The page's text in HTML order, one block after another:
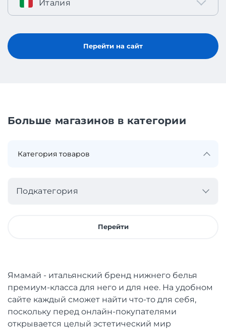
Италия
Перейти на сайт
Больше магазинов в категории
Подкатегория
Перейти
Ямамай - итальянский бренд нижнего белья
премиум-класса для него и для нее. На удобном
сайте каждый сможет найти что-то для себя,
поскольку перед онлайн-покупателями
открывается целый эстетический мир